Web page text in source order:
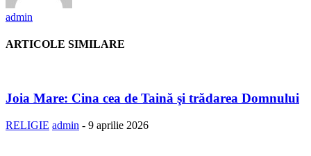
admin
ARTICOLE SIMILARE
Joia Mare: Cina cea de Taină şi trădarea Domnului
RELIGIE admin - 9 aprilie 2026